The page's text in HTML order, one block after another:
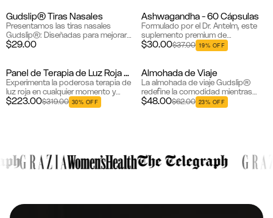
Bestseller
Gudslip® Tiras Nasales
Presentamos las tiras nasales
Gudslip®: Diseñadas para mejorar
la respiración nasal, estas tiras
$29.00
Bestseller
Ashwagandha - 60 Cápsulas
Formulado por el Dr. Antelm, este
suplemento premium de
Ashwagandha utiliza KSM-66®, el
extracto de raíz de espectro
clínicamente del ...
$30.00$37.00 19% OFF
Bestseller Panel de Terapia de Luz Roja e Infrarroja
Experimenta la poderosa terapia de
luz roja en cualquier momento y
lugar con el Panel de Terapia de Luz
Roja Gudslip®. Con tecnología de
$223.00$319.00 30% OFF
Bestseller
Almohada de Viaje
La almohada de viaje Gudslip®
redefine la comodidad mientras
viaja con su diseño avanzado y
materiales de primera calidad.
$48.00$62.00 23% OFF